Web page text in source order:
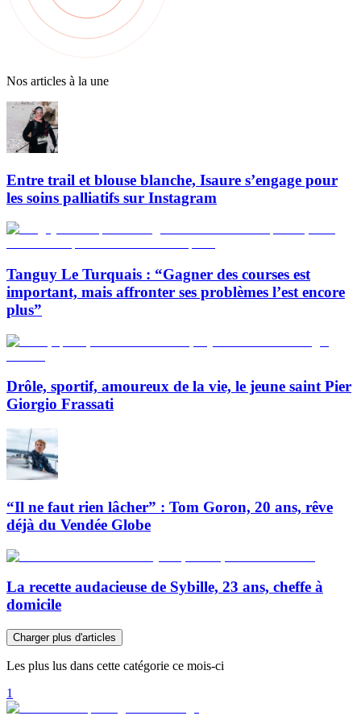
Nos articles à la une
Entre trail et blouse blanche, Isaure s’engage pour
les soins palliatifs sur Instagram
Tanguy Le Turquais : “Gagner des courses est
important, mais affronter ses problèmes l’est encore
plus”
Drôle, sportif, amoureux de la vie, le jeune saint Pier
Giorgio Frassati
“Il ne faut rien lâcher” : Tom Goron, 20 ans, rêve
déjà du Vendée Globe
La recette audacieuse de Sybille, 23 ans, cheffe à
domicile
Charger plus d'articles
Les plus lus dans cette catégorie ce mois-ci
1